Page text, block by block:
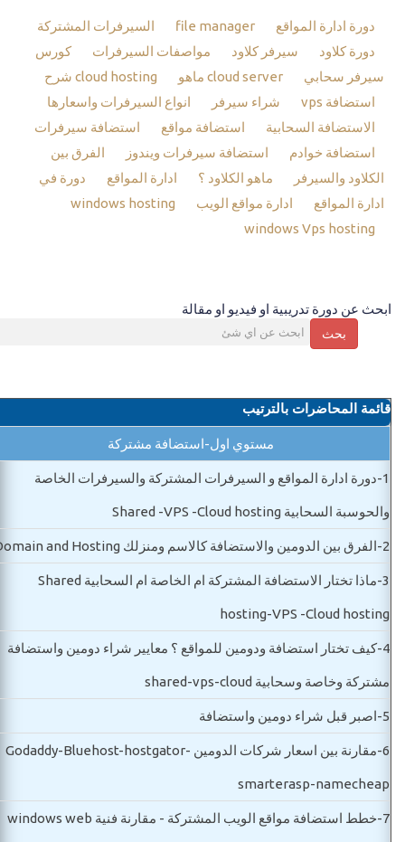
دورة ادارة المواقع file manager
السيرفرات المشتركة
دورة كلاود
سيرفر كلاود مواصفات السيرفرات
كورس
سيرفر سحابي
cloud server ماهو
استضافة vps
شراء سيرفر
انواع السيرفرات واسعارها
الاستضافة السحابية
استضافة مواقع
استضافة سيرفرات
استضافة خوادم
استضافة سيرفرات ويندوز
الفرق بين
الكلاود والسيرفر
ماهو الكلاود ؟ ادارة المواقع
دورة في
ادارة المواقع
ادارة مواقع الويب
windows Vps hosting
ابحث عن دورة تدريبية او فيديو او مقالة
بحث
قائمة المحاضرات بالترتيب
مستوي اول-استضافة مشتركة
1- دورة ادارة المواقع و السيرفرات المشتركة والسيرفرات الخاصة
والحوسبة السحابية Shared -VPS -Cloud hosting
2- الفرق بين الدومين والاستضافة كالاسم ومنزلك Domain and Hosting
3- ماذا تختار الاستضافة المشتركة ام الخاصة ام السحابية Shared
hosting-VPS -Cloud hosting
4- كيف تختار استضافة ودومين للمواقع ؟ معايير شراء دومين واستضافة
مشتركة وخاصة وسحابية shared-vps-cloud
5- اصبر قبل شراء دومين واستضافة
6- مقارنة بين اسعار شركات الدومين Godaddy-Bluehost-hostgator-
smarterasp-namecheap
7- خطط استضافة مواقع الويب المشتركة - مقارنة فنية windows web